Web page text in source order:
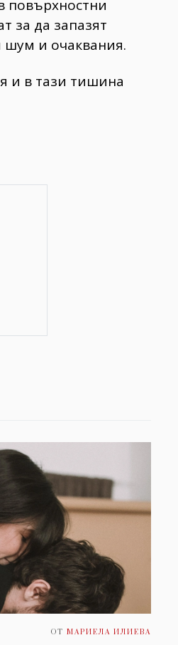
повърхностни
за да запазят
шум и очаквания.
и в тази тишина
ОТ МАРИЕЛА ИЛИЕВА